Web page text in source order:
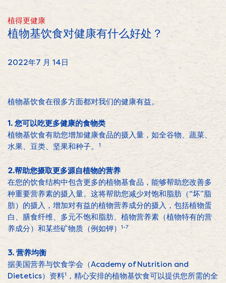
植得更健康
植物基饮食对健康有什么好处？
2022年7 月 14日
植物基饮食在很多方面都对我们的健康有益。
1. 您可以吃更多健康的食物类
植物基饮食有助您增加健康食品的摄入量，如全谷物、蔬菜、
水果、豆类、坚果和种子。
.1
2.帮助您摄取更多源自植物的营养
在您的饮食结构中包含更多的植物基食品，能够帮助您改善多
种重要营养素的摄入量。这将帮助您减少对饱和脂肪（“坏”脂
肪）的摄入，增加对有益的植物营养成分的摄入，包括植物蛋
白、膳食纤维、多元不饱和脂肪、植物营养素（植物特有的营
养成分）和某些矿物质（例如钾）
1-7
3. 营养均衡
据美国营养与饮食学会（Academy of Nutrition and
Dietetics）资料1 ，精心安排的植物基饮食可以提供您所需的全